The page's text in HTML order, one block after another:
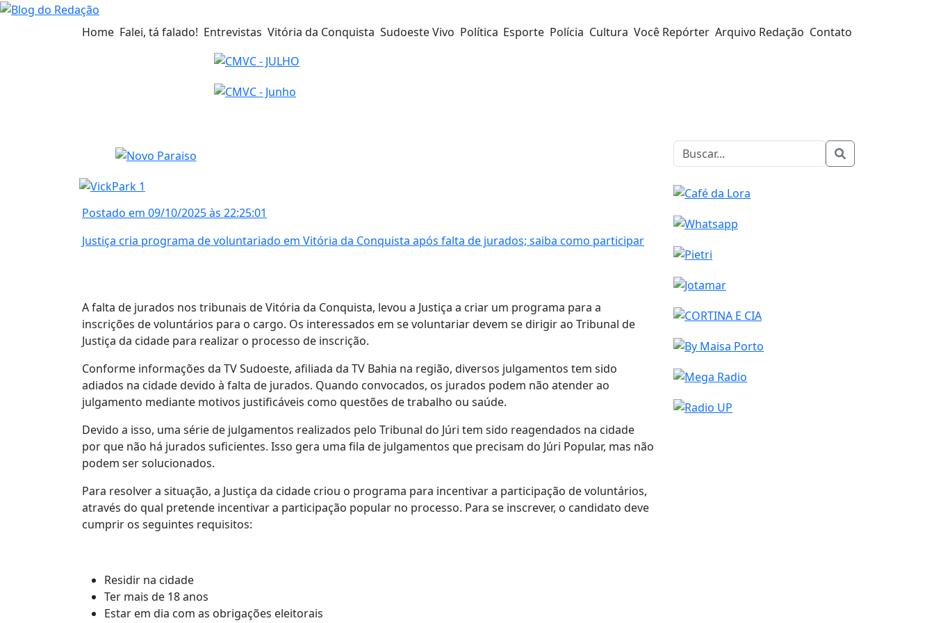
Home Falei, tá falado! Entrevistas Vitória da Conquista Sudoeste Vivo Política Esporte Polícia Cultura Você Repórter Arquivo Redação Contato
Postado em 09/10/2025 às 22:25:01
Justiça cria programa de voluntariado em Vitória da Conquista após falta de jurados; saiba como participar
A falta de jurados nos tribunais de Vitória da Conquista, levou a Justiça a criar um programa para a
inscrições de voluntários para o cargo. Os interessados em se voluntariar devem se dirigir ao Tribunal de
Justiça da cidade para realizar o processo de inscrição.
Conforme informações da TV Sudoeste, afiliada da TV Bahia na região, diversos julgamentos tem sido
adiados na cidade devido à falta de jurados. Quando convocados, os jurados podem não atender ao
julgamento mediante motivos justificáveis como questões de trabalho ou saúde.
Devido a isso, uma série de julgamentos realizados pelo Tribunal do Júri tem sido reagendados na cidade
por que não há jurados suficientes. Isso gera uma fila de julgamentos que precisam do Júri Popular, mas não
podem ser solucionados.
Para resolver a situação, a Justiça da cidade criou o programa para incentivar a participação de voluntários,
através do qual pretende incentivar a participação popular no processo. Para se inscrever, o candidato deve
cumprir os seguintes requisitos:
Residir na cidade
Ter mais de 18 anos
Estar em dia com as obrigações eleitorais